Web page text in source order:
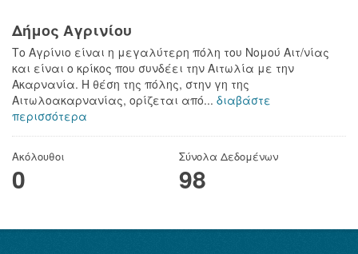
Δήμος Αγρινίου
Το Αγρίνιο είναι η μεγαλύτερη πόλη του Νομού Αιτ/νίας
και είναι ο κρίκος που συνδέει την Αιτωλία με την
Ακαρνανία. Η θέση της πόλης, στην γη της
Αιτωλοακαρνανίας, ορίζεται από... διαβάστε
περισσότερα
Ακόλουθοι
0
Σύνολα Δεδομένων
98